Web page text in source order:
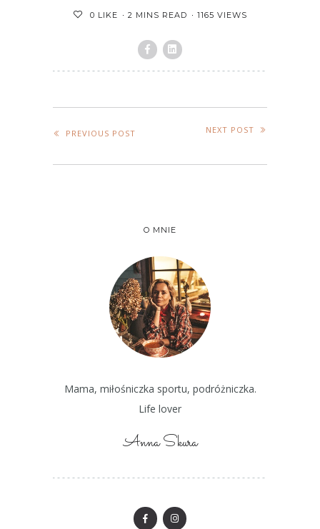
0 LIKE 2 MINS READ 1165 VIEWS
PREVIOUS POST NEXT POST
O MNIE
Mama, miłośniczka sportu, podróżniczka.
Life lover
Anna Skura